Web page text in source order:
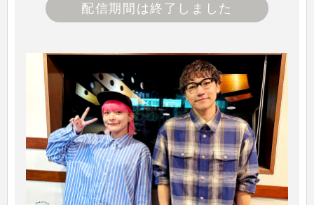
配信期間は終了しました